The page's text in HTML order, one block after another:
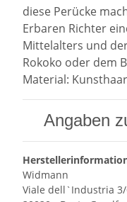
diese Perücke
Erbaren Richter
Mittelalters und
Rokoko oder dem
Material: Kunsthaar
Angaben
Widmann
Viale dell`Industria 3/